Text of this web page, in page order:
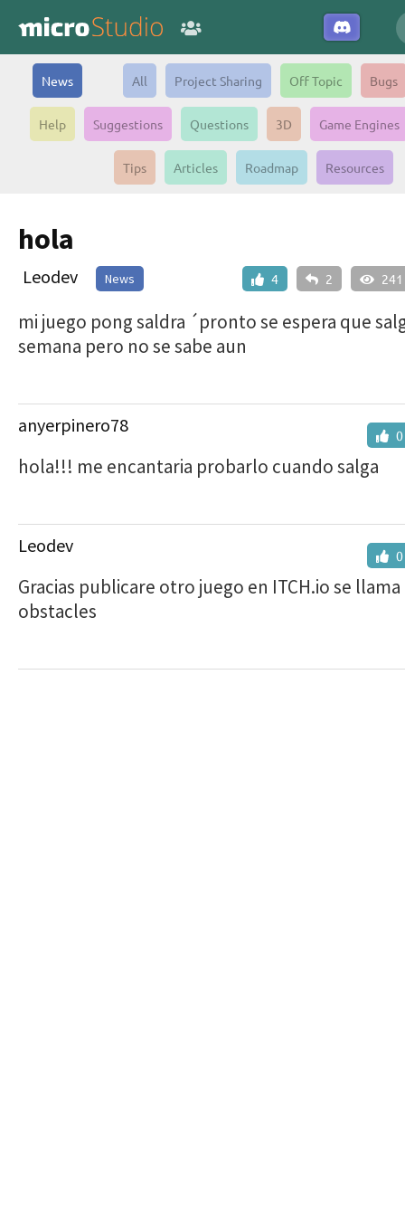
News All Project Sharing Off Topic Bugs
Help Suggestions Questions 3D Game Engines
Tips Articles Roadmap Resources
hola
4 2 241
Leodev News
mi juego pong saldra ´pronto se espera que
semana pero no se sabe aun
0
anyerpinero78
hola!!! me encantaria probarlo cuando salga
0
Leodev
Gracias publicare otro juego en ITCH.io se
obstacles